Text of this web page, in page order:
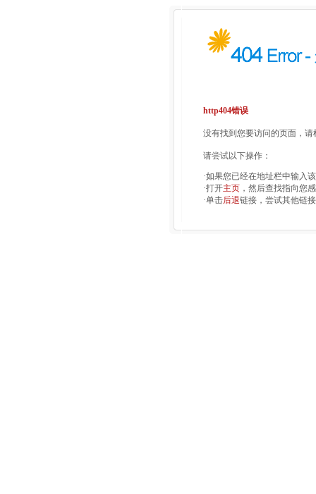
http404错误
没有找到您要访问的页面，
请尝试以下操作：
·如果您已经在地址栏中输入
·打开主页 ，然后查找指向您
·单击后退链接，尝试其他链